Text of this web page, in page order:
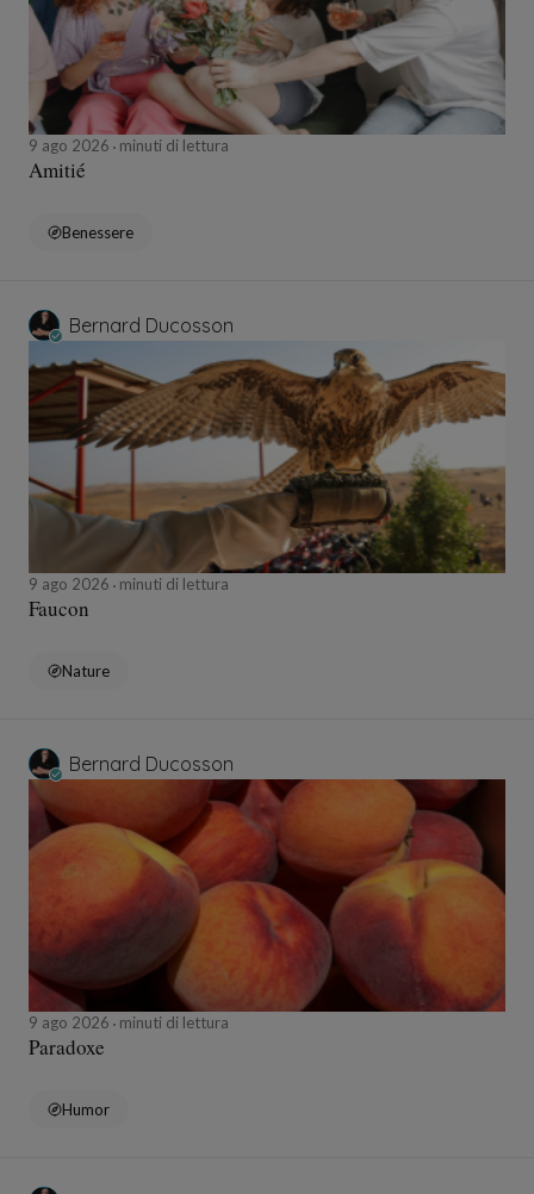
9 ago 2026 minuti di lettura
Amitié
Benessere
Bernard Ducosson
9 ago 2026 minuti di lettura
Faucon
Nature
Bernard Ducosson
9 ago 2026 minuti di lettura
Paradoxe
Humor